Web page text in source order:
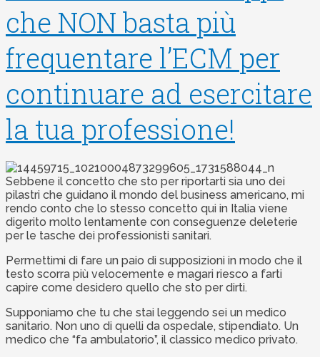
che NON basta più
frequentare l’ECM per
continuare ad esercitare
la tua professione!
Sebbene il concetto che sto per riportarti sia uno dei
pilastri che guidano il mondo del business americano, mi
rendo conto che lo stesso concetto qui in Italia viene
digerito molto lentamente con conseguenze deleterie
per le tasche dei professionisti sanitari.
Permettimi di fare un paio di supposizioni in modo che il
testo scorra più velocemente e magari riesco a farti
capire come desidero quello che sto per dirti.
Supponiamo che tu che stai leggendo sei un medico
sanitario. Non uno di quelli da ospedale, stipendiato. Un
medico che “fa ambulatorio”, il classico medico privato.